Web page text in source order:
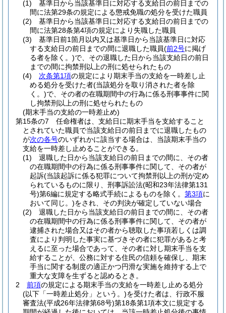
(1)
基準日から当該基準日に対応する支給日の前日までの
間に法第29条の規定による懲戒免職の処分を受けた職員
(2)
基準日から当該基準日に対応する支給日の前日までの
間に法第28条第4項の規定により失職した職員
(3)
基準日前1箇月以内又は基準日から当該基準日に対応
する支給日の前日までの間に退職した職員(前2号に掲げ
る者を除く。)で、その退職した日から当該支給日の前日
までの間に拘禁刑以上の刑に処せられたもの
(4)
次条第1項の規定により期末手当の支給を一時差し止
める処分を受けた者(当該処分を取り消された者を除
く。)で、その者の在職期間中の行為に係る刑事事件に関
し拘禁刑以上の刑に処せられたもの
(期末手当の支給の一時差止め)
第15条の7
任命権者は、支給日に期末手当を支給すること
とされていた職員で当該支給日の前日までに退職したもの
が次の各号のいずれかに該当する場合は、当該期末手当の
支給を一時差し止めることができる。
(1)
退職した日から当該支給日の前日までの間に、その者
の在職期間中の行為に係る刑事事件に関して、その者が
起訴(当該起訴に係る犯罪について拘禁刑以上の刑が定め
られているものに限り、刑事訴訟法(昭和23年法律第131
号)第6編に規定する略式手続によるものを除く。 第3項に
おいて同じ。)をされ、その判決が確定していない場合
(2)
退職した日から当該支給日の前日までの間に、その者
の在職期間中の行為に係る刑事事件に関して、その者が
逮捕された場合又はその者から聴取した事項若しくは調
査により判明した事実に基づきその者に犯罪があると考
えるに至った場合であって、その者に対し期末手当を支
給することが、公務に対する住民の信頼を確保し、期末
手当に関する制度の適正かつ円滑な実施を維持する上で
重大な支障を生ずると認めるとき。
2
前項の規定による期末手当の支給を一時差し止める処分
(以下「一時差止処分」という。)を受けた者は、行政不服
審査法(平成26年法律第68号)第18条第1項本文に規定する